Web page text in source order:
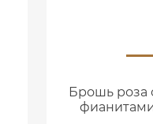
Брошь роза